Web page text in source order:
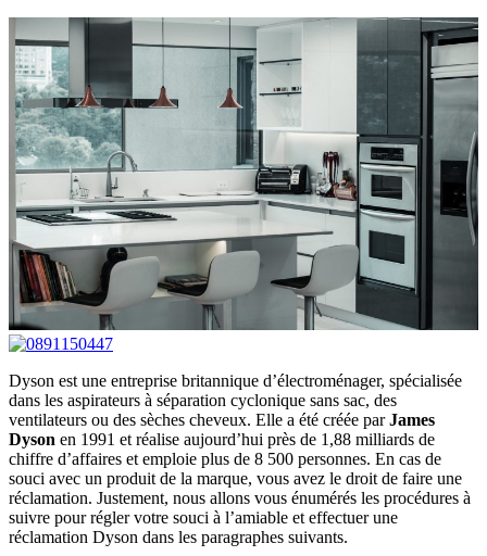
Dyson est une entreprise britannique d’électroménager, spécialisée
dans les aspirateurs à séparation cyclonique sans sac, des
ventilateurs ou des sèches cheveux. Elle a été créée parJames
Dyson en 1991 et réalise aujourd’hui près de 1,88 milliards de
chiffre d’affaires et emploie plus de 8 500 personnes. En cas de
souci avec un produit de la marque, vous avez le droit de faire une
réclamation. Justement, nous allons vous énumérés les procédures à
suivre pour régler votre souci à l’amiable et effectuer une
réclamation Dyson dans les paragraphes suivants.